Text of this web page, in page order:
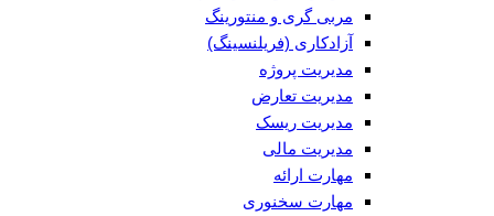
مربی گری و منتورینگ
آزادکاری (فریلنسینگ)
مدیریت پروژه
مدیریت تعارض
مدیریت ریسک
مدیریت مالی
مهارت ارائه
مهارت سخنوری